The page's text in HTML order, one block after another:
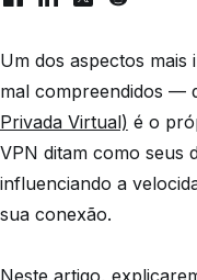
Um dos aspectos
mal compreendidos —
Privada Virtual) é o
VPN ditam como seus
influenciando a
sua conexão.
Neste artigo,